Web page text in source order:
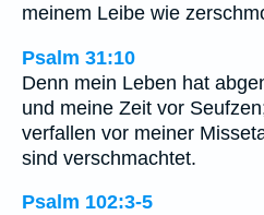
meinem Leibe wie
Psalm 31:10
Denn mein Leben hat
und meine Zeit vor
verfallen vor meiner
sind verschmachtet.
Psalm 102:3-5